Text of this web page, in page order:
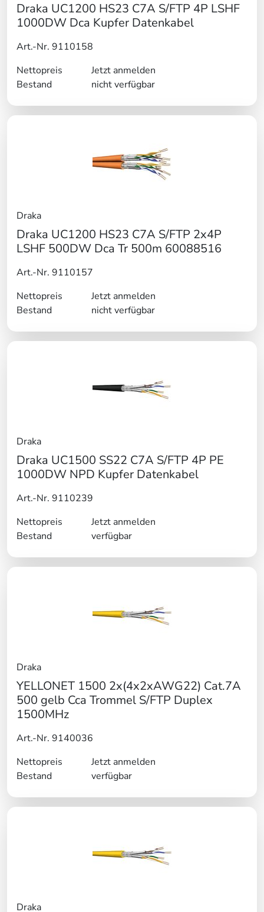
Draka UC1200 HS23 C7A S/FTP 4P LSHF
1000DW Dca Kupfer Datenkabel
Art.-Nr. 9110158
Nettopreis
Jetzt anmelden
Bestand
nicht verfügbar
Draka
Draka UC1200 HS23 C7A S/FTP 2x4P
LSHF 500DW Dca Tr 500m 60088516
Art.-Nr. 9110157
Nettopreis
Jetzt anmelden
Bestand
nicht verfügbar
Draka
Draka UC1500 SS22 C7A S/FTP 4P PE
1000DW NPD Kupfer Datenkabel
Art.-Nr. 9110239
Nettopreis
Jetzt anmelden
Bestand
verfügbar
Draka
YELLONET 1500 2x(4x2xAWG22) Cat.7A
500 gelb Cca Trommel S/FTP Duplex
1500MHz
Art.-Nr. 9140036
Nettopreis
Jetzt anmelden
Bestand
verfügbar
Draka